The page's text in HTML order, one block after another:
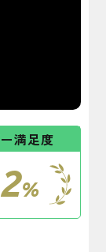
満足度
%